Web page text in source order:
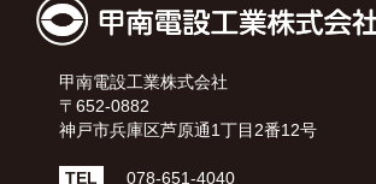
甲南電設工業株式会社
〒652-0882
神戸市兵庫区芦原通1丁目2番12号
TEL 078-651-4040